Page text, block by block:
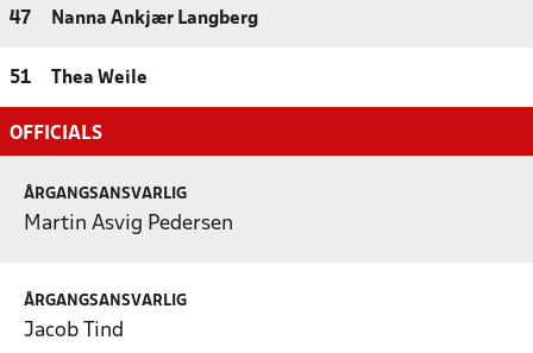
47 Nanna Ankjær Langberg
51 Thea Weile
OFFICIALS
ÅRGANGSANSVARLIG
Martin Asvig Pedersen
ÅRGANGSANSVARLIG
Jacob Tind